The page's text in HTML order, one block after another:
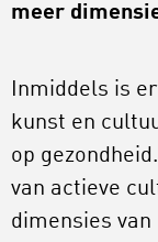
meer
Inmiddels is
kunst en
op
van actieve
dimensies van